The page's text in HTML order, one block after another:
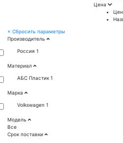
Цена
× Сбросить параметры
Производитель
Россия 1
Материал
АБС Пластик 1
Марка
Volkswagen 1
Модель
Все
Срок поставки